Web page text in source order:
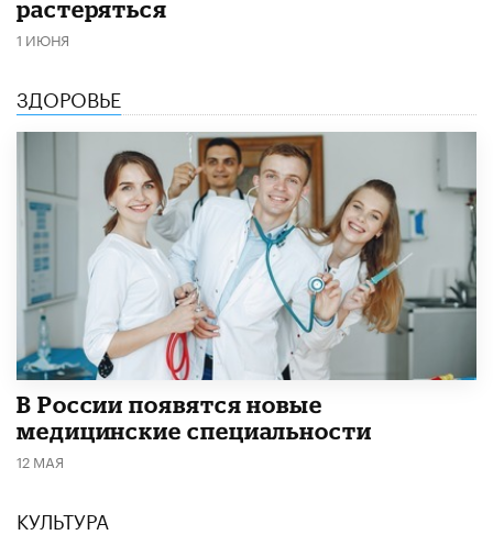
растеряться
1 ИЮНЯ
ЗДОРОВЬЕ
В России появятся новые
медицинские специальности
12 МАЯ
КУЛЬТУРА